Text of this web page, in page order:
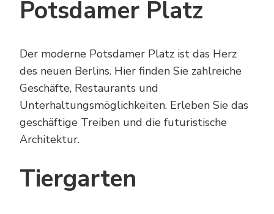
Potsdamer Platz
Der moderne Potsdamer Platz ist das Herz
des neuen Berlins. Hier finden Sie zahlreiche
Geschäfte, Restaurants und
Unterhaltungsmöglichkeiten. Erleben Sie das
geschäftige Treiben und die futuristische
Architektur.
Tiergarten